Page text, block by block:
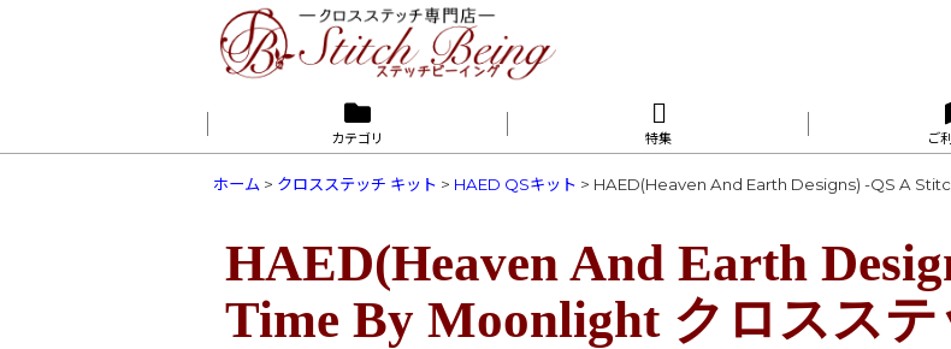
カテゴリ 特集 ご
ホーム > クロスステッチ キット > HAED QSキット > HAED(Heaven And Earth Designs) -QS A
HAED(Heaven And Earth
Time By Moonlight クロスステ